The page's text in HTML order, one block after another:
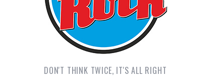
DON'T THINK TWICE, IT'S ALL RIGHT